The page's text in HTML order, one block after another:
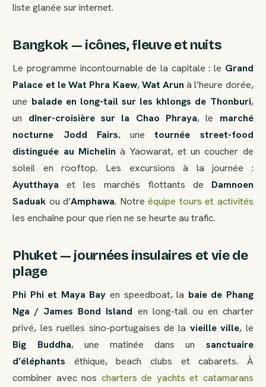
liste glanée sur internet.
Bangkok — icônes, fleuve et nuits
Le programme incontournable de la capitale : le Grand
Palace et le Wat Phra Kaew,Wat Arun à l’heure dorée,
une balade en long-tail sur les khlongs de Thonburi,
un dîner-croisière sur la Chao Phraya, le marché
nocturne Jodd Fairs, unetournée street-food
distinguée au Michelin à Yaowarat, et un coucher de
soleil en rooftop. Les excursions à la journée :
Ayutthaya et les marchés flottants de Damnoen
Saduak ou d’Amphawa. Notreéquipe tours et activités
les enchaîne pour que rien ne se heurte au trafic.
Phuket — journées insulaires et vie de
plage
Phi Phi et Maya Bay en speedboat, la baie de Phang
Nga / James Bond Island en long-tail ou en charter
privé, les ruelles sino-portugaises de la vieille ville, le
Big Buddha, une matinée dans un sanctuaire
d’éléphants éthique, beach clubs et cabarets. À
combiner avec nos charters de yachts et catamarans